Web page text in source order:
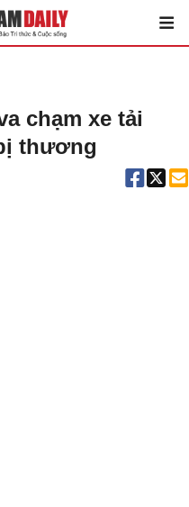
chạm xe tải
thương